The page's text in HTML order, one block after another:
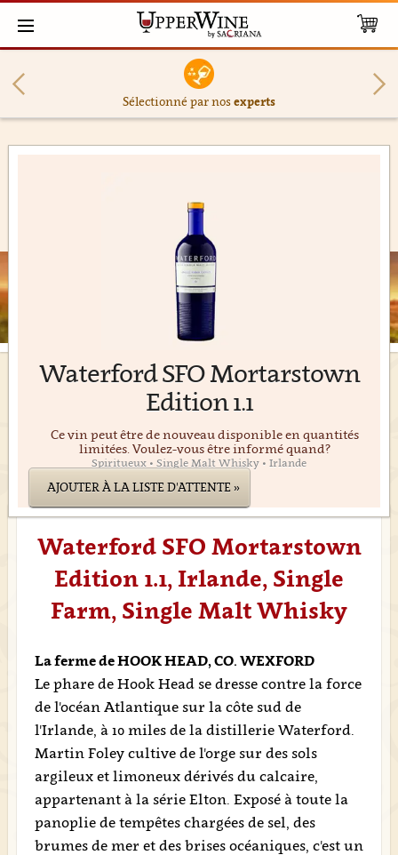
Sélectionné par nosexperts
Waterford SFO Mortarstown
Edition 1.1
-
Spiritueux • Single Malt Whisky • Irlande
Ce vin peut être de nouveau disponible en quantités
limitées. Voulez-vous être informé quand?
AJOUTER À LA LISTE D'ATTENTE »
Waterford SFO Mortarstown
Edition 1.1, Irlande, Single
Farm, Single Malt Whisky
La ferme de HOOK HEAD, CO. WEXFORD
Le phare de Hook Head se dresse contre la force
de l'océan Atlantique sur la côte sud de
l'Irlande, à 10 miles de la distillerie Waterford.
Martin Foley cultive de l'orge sur des sols
argileux et limoneux dérivés du calcaire,
appartenant à la série Elton. Exposé à toute la
panoplie de tempêtes chargées de sel, des
brumes de mer et des brises océaniques, c'est un